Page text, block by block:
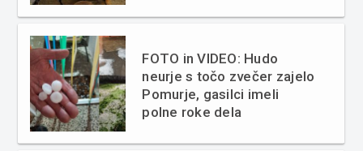
FOTO in VIDEO: Hudo
neurje s točo zvečer zajelo
Pomurje, gasilci imeli
polne roke dela